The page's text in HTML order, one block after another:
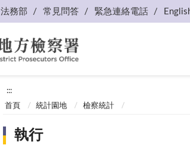
法務部 常見問答 緊急連絡電話
:::
首頁 統計園地 檢察統計
執行